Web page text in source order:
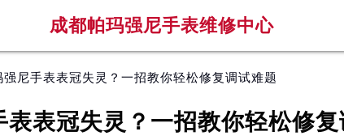
成都帕玛强尼手表维修中心
强尼手表表冠失灵？一招教你轻松修复调试难题
表表冠失灵？一招教你轻松修